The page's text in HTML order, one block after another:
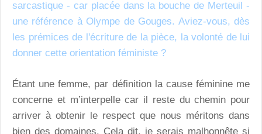
sarcastique - car placée dans la bouche de Merteuil -
une référence à Olympe de Gouges. Aviez-vous, dès
les prémices de l'écriture de la pièce, la volonté de lui
donner cette orientation féministe ?
Étant une femme, par définition la cause féminine me
concerne et m’interpelle car il reste du chemin pour
arriver à obtenir le respect que nous méritons dans
bien des domaines. Cela dit, je serais malhonnête si